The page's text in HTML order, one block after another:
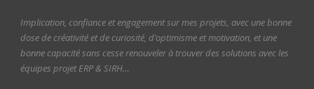
Implication, confiance et engagement sur mes projets, avec une bonne
dose de créativité et de curiosité, d’optimisme et motivation, et une
bonne capacité sans cesse renouveler à trouver des solutions avec les
équipes projet ERP & SIRH…